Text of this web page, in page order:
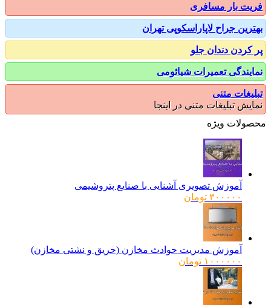
بار مسافری
جراح لاپاراسکوپی تهران
دندان جلو
تعمیرات شیائومی
متنی
تبلیغات متنی در اینجا
ویژه
آموزش تصویری آشنایی با صنایع پتروشیمی
۳۰۰۰۰۰ تومان
آموزش مدیریت حوادث مخازن (حریق و نشتی مخازن)
۱۰۰۰۰۰۰ تومان